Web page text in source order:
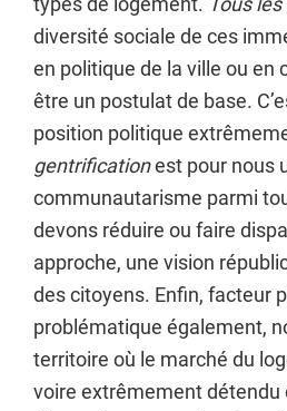
diversité sociale de ces
en politique de la ville ou en
être un postulat de base.
position politique
gentrificationest pour nous
communautarisme parmi
devons réduire ou faire
approche, une vision
des citoyens. Enfin, facteur
problématique également,
territoire où le marché du
voire extrêmement détendu